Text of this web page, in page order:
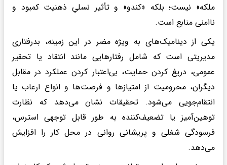
ملکه» نیست؛ بلکه «کندو» و تأثیر نسلیِ ذهنیت کمبود و
ناامنی منابع است.
یکی از دینامیک‌های به ویژه مضر در این زمینه، بدرفتاری
مدیریتی است که شامل رفتارهایی مانند انتقاد یا تحقیر
عمومی، دریغ کردن حمایت، بی‌اعتبار کردن عملکرد در مقابل
دیگران، محرومیت از امتیازها و فرصت‌ها و انواع ارعاب یا
انتقام‌جویی می‌شود. تحقیقات نشان می‌دهد که نظارت
توهین‌آمیز یا تضعیف‌کننده به طور قابل توجهی استرس،
فرسودگی شغلی و پریشانی روانی در محل کار را افزایش
می‌دهد.